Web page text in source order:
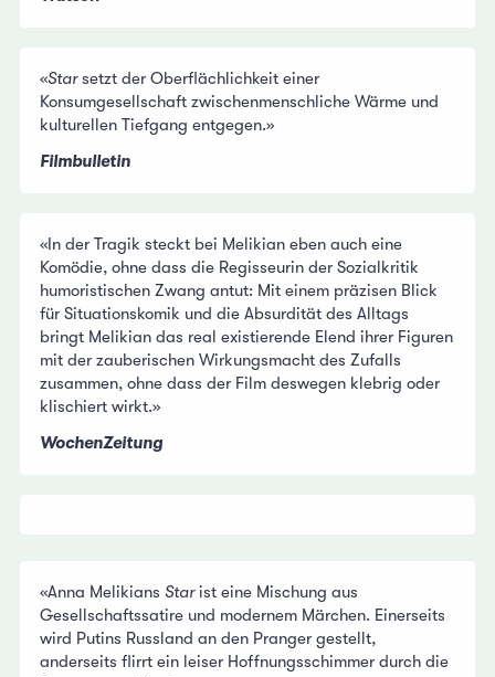
«Starsetzt der Oberflächlichkeit einer
Konsumgesellschaft zwischenmenschliche Wärme und
kulturellen Tiefgang entgegen.»
Filmbulletin
«In der Tragik steckt bei Melikian eben auch eine
Komödie, ohne dass die Regisseurin der Sozialkritik
humoristischen Zwang antut: Mit einem präzisen Blick
für Situationskomik und die Absurdität des Alltags
bringt Melikian das real existierende Elend ihrer Figuren
mit der zauberischen Wirkungsmacht des Zufalls
zusammen, ohne dass der Film deswegen klebrig oder
klischiert wirkt.»
WochenZeitung
«Anna Melikians Starist eine Mischung aus
Gesellschaftssatire und modernem Märchen. Einerseits
wird Putins Russland an den Pranger gestellt,
anderseits flirrt ein leiser Hoffnungsschimmer durch die